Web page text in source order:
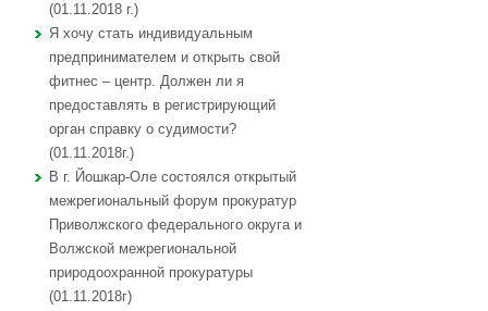
(01.11.2018 г.)
Я хочу стать индивидуальным
предпринимателем и открыть свой
фитнес – центр. Должен ли я
предоставлять в регистрирующий
орган справку о судимости?
(01.11.2018г.)
В г. Йошкар-Оле состоялся открытый
межрегиональный форум прокуратур
Приволжского федерального округа и
Волжской межрегиональной
природоохранной прокуратуры
(01.11.2018г)